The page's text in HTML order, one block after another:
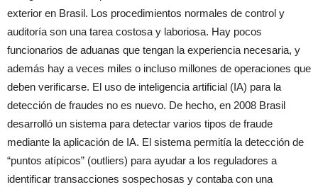
exterior en Brasil. Los procedimientos normales de control y
auditoría son una tarea costosa y laboriosa. Hay pocos
funcionarios de aduanas que tengan la experiencia necesaria, y
además hay a veces miles o incluso millones de operaciones que
deben verificarse. El uso de inteligencia artificial (IA) para la
detección de fraudes no es nuevo. De hecho, en 2008 Brasil
desarrolló un sistema para detectar varios tipos de fraude
mediante la aplicación de IA. El sistema permitía la detección de
“puntos atípicos” (outliers) para ayudar a los reguladores a
identificar transacciones sospechosas y contaba con una